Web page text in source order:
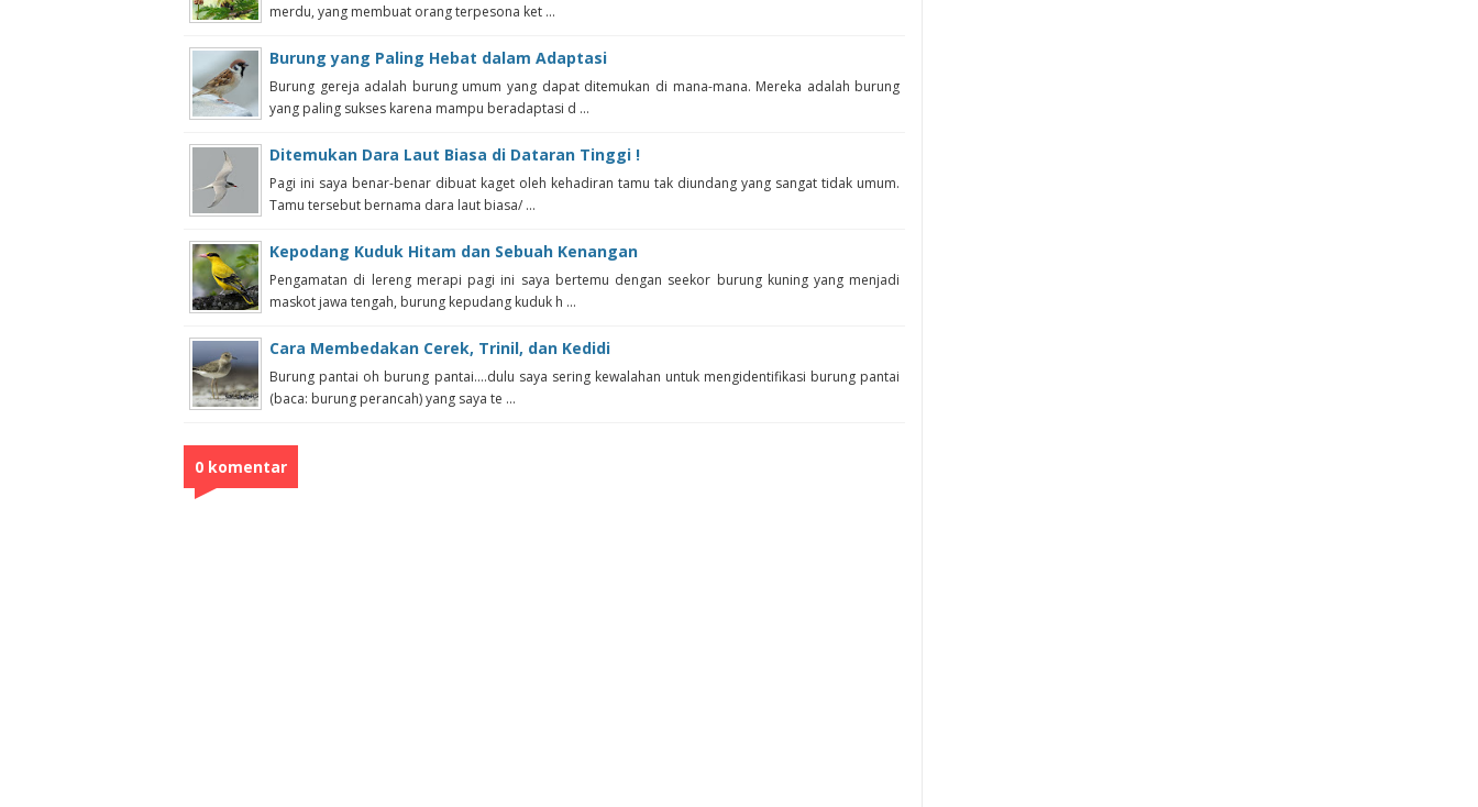
merdu, yang membuat orang terpesona ket ...
Burung yang Paling Hebat dalam Adaptasi
Burung gereja adalah burung umum yang dapat ditemukan di mana-mana. Mereka adalah burung
yang paling sukses karena mampu beradaptasi d ...
Ditemukan Dara Laut Biasa di Dataran Tinggi !
Pagi ini saya benar-benar dibuat kaget oleh kehadiran tamu tak diundang yang sangat tidak umum.
Tamu tersebut bernama dara laut biasa/ ...
Kepodang Kuduk Hitam dan Sebuah Kenangan
Pengamatan di lereng merapi pagi ini saya bertemu dengan seekor burung kuning yang menjadi
maskot jawa tengah, burung kepudang kuduk h ...
Cara Membedakan Cerek, Trinil, dan Kedidi
Burung pantai oh burung pantai....dulu saya sering kewalahan untuk mengidentifikasi burung pantai
(baca: burung perancah) yang saya te ...
0 komentar